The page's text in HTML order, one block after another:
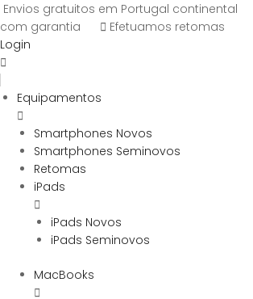
Envios gratuitos em Portugal continental
com garantia
Efetuamos retomas
Login
Equipamentos
Smartphones Novos
Smartphones Seminovos
Retomas
iPads
iPads Novos
iPads Seminovos
MacBooks